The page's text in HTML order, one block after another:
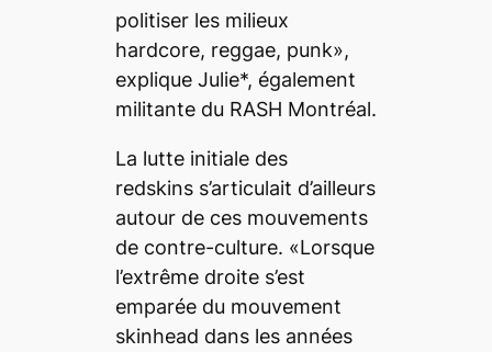
politiser les milieux
hardcore, reggae, punk»,
explique Julie*, également
militante du RASH Montréal.
La lutte initiale des
redskins s’articulait d’ailleurs
autour de ces mouvements
de contre-culture. «Lorsque
l’extrême droite s’est
emparée du mouvement
skinhead dans les années